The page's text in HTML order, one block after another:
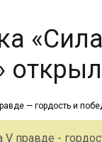
V правде -